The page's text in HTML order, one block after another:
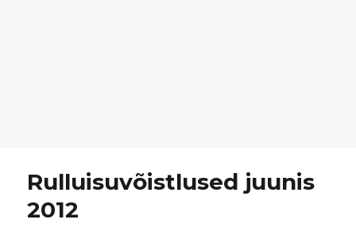
Rulluisuvõistlused juunis
2012